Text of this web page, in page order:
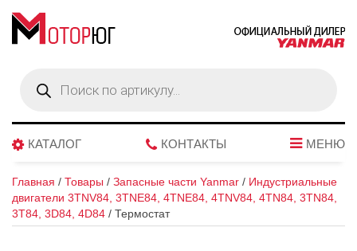
товаров
КАТАЛОГ КОНТАКТЫ МЕНЮ
Главная / Товары / Запасные части Yanmar / Индустриальные
двигатели 3TNV84, 3TNE84, 4TNE84, 4TNV84, 4TN84, 3TN84,
3T84, 3D84, 4D84 / Термостат